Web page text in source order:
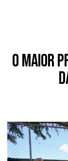
O MAIOR